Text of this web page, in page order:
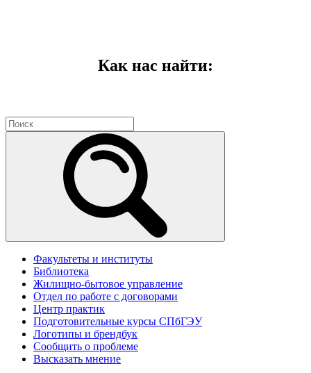
Как нас найти:
Факультеты и институты
Библиотека
Жилищно-бытовое управление
Отдел по работе с договорами
Центр практик
Подготовительные курсы СПбГЭУ
Логотипы и брендбук
Сообщить о проблеме
Высказать мнение